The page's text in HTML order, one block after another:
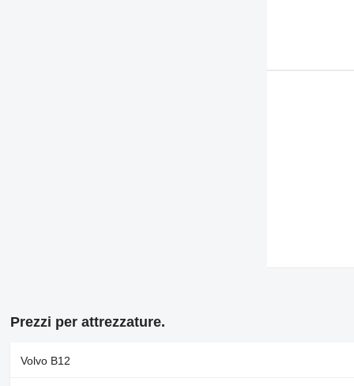
Prezzi per attrezzature.
Volvo B12